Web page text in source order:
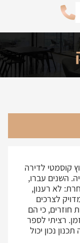
קוסמטי לדירה
השנים עברו,
לא רענון,
לצרכים
חוזרים, כי הם
רציתי לספר
נכון יכול